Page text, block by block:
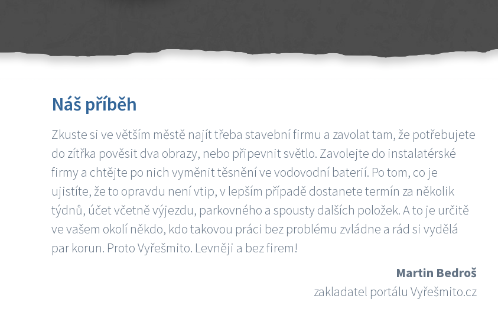
Náš příběh
Zkuste si ve větším městě najít třeba stavební firmu a zavolat tam, že potřebujete
do zítřka pověsit dva obrazy, nebo připevnit světlo. Zavolejte do instalatérské
firmy a chtějte po nich vyměnit těsnění ve vodovodní baterií. Po tom, co je
ujistíte, že to opravdu není vtip, v lepším případě dostanete termín za několik
týdnů, účet včetně výjezdu, parkovného a spousty dalších položek. A to je určitě
ve vašem okolí někdo, kdo takovou práci bez problému zvládne a rád si vydělá
par korun. Proto Vyřešmito. Levněji a bez firem!
Martin Bedroš
zakladatel portálu Vyřešmito.cz